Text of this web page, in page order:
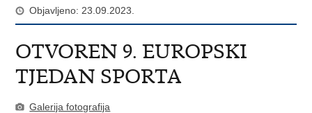
Objavljeno: 23.09.2023.
​OTVOREN 9. EUROPSKI
TJEDAN SPORTA
Galerija fotografija